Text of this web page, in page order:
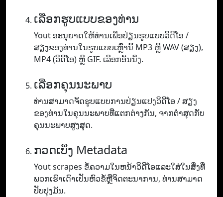
ເລືອກຮູບແບບຂອງທ່ານ
Yout ອະ​ນຸ​ຍາດ​ໃຫ້​ທ່ານ​ເພື່ອ​ປ່ຽນ​ຮູບ​ແບບ​ວິ​ດີ​ໂອ /
ສຽງ​ຂອງ​ທ່ານ​ໃນ​ຮູບ​ແບບ​ເຫຼົ່າ​ນີ້ MP3 ຫຼື WAV (ສຽງ​)​,
MP4 (ວິ​ດີ​ໂອ​) ຫຼື GIF​. ເລືອກອັນນຶ່ງ.
ເລືອກຄຸນນະພາບ
ທ່ານ​ສາ​ມາດ​ຈັດ​ຮູບ​ແບບ​ການ​ປ່ຽນ​ແປງ​ວິ​ດີ​ໂອ / ສຽງ​
ຂອງ​ທ່ານ​ໃນ​ຄຸນ​ນະ​ພາບ​ທີ່​ແຕກ​ຕ່າງ​ກັນ​, ຈາກ​ຕ​່​ໍາ​ສຸດ​ກັບ​
ຄຸນ​ນະ​ພາບ​ສູງ​ສຸດ​.
ກວດເບິ່ງ Metadata
Yout scrapes ຂໍ້ຄວາມໃນຫນ້າວິດີໂອແລະໃສ່ໃນສິ່ງທີ່
ພວກເຮົາເດົາເປັນຫົວຂໍ້ຫຼືຈິດຕະນາການ, ທ່ານສາມາດ
ປັບປຸງມັນ.